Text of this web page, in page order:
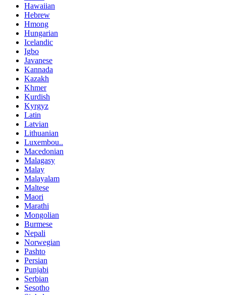
Hawaiian
Hebrew
Hmong
Hungarian
Icelandic
Igbo
Javanese
Kannada
Kazakh
Khmer
Kurdish
Kyrgyz
Latin
Latvian
Lithuanian
Luxembou..
Macedonian
Malagasy
Malay
Malayalam
Maltese
Maori
Marathi
Mongolian
Burmese
Nepali
Norwegian
Pashto
Persian
Punjabi
Serbian
Sesotho